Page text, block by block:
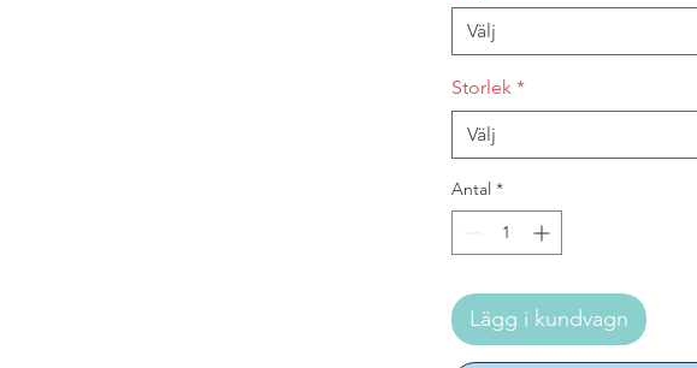
Välj
Storlek *
Välj
Antal *
Lägg i kundvagn